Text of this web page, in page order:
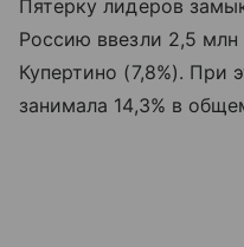
Пятерку лидеров
Россию ввезли 2,5 млн
Купертино (7,8%). При
занимала 14,3% в